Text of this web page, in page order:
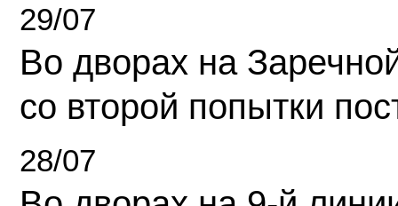
29/07
Во дворах на
со второй попытки
28/07